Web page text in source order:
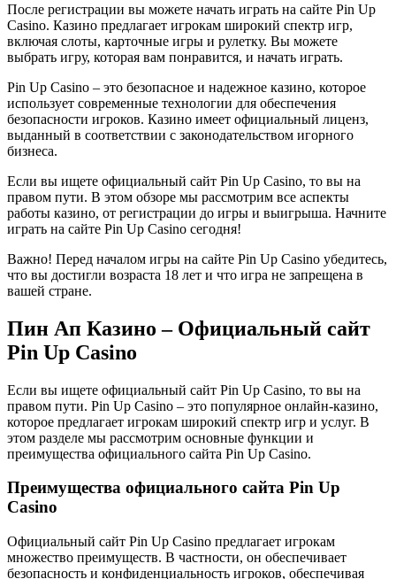
После регистрации вы можете начать играть на сайте Pin Up
Casino. Казино предлагает игрокам широкий спектр игр,
включая слоты, карточные игры и рулетку. Вы можете
выбрать игру, которая вам понравится, и начать играть.
Pin Up Casino – это безопасное и надежное казино, которое
использует современные технологии для обеспечения
безопасности игроков. Казино имеет официальный лиценз,
выданный в соответствии с законодательством игорного
бизнеса.
Если вы ищете официальный сайт Pin Up Casino, то вы на
правом пути. В этом обзоре мы рассмотрим все аспекты
работы казино, от регистрации до игры и выигрыша. Начните
играть на сайте Pin Up Casino сегодня!
Важно! Перед началом игры на сайте Pin Up Casino убедитесь,
что вы достигли возраста 18 лет и что игра не запрещена в
вашей стране.
Пин Ап Казино – Официальный сайт
Pin Up Casino
Если вы ищете официальный сайт Pin Up Casino, то вы на
правом пути. Pin Up Casino – это популярное онлайн-казино,
которое предлагает игрокам широкий спектр игр и услуг. В
этом разделе мы рассмотрим основные функции и
преимущества официального сайта Pin Up Casino.
Преимущества официального сайта Pin Up
Casino
Официальный сайт Pin Up Casino предлагает игрокам
множество преимуществ. В частности, он обеспечивает
безопасность и конфиденциальность игроков, обеспечивая